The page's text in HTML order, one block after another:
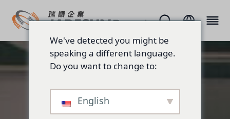
We've detected you might be
speaking a different language.
Do you want to change to:
English